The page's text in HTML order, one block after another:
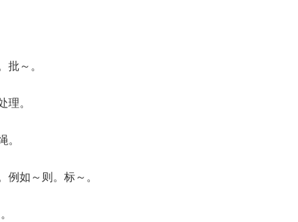
～。
。
如～则。标～。